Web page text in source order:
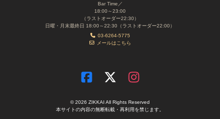
Bar Time／
18:00～23:00
（ラストオーダー22:30）
日曜・月末最終日 18:00～22:30（ラストオーダー22:00）
03-6264-5775
メールはこちら
© 2026 ZIKKAI All Rights Reserved
本サイトの内容の無断転載・再利用を禁じます。